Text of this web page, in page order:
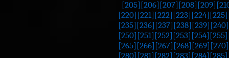
[205] [206] [207] [208] [209]
[220] [221] [222] [223] [224] [225]
[235] [236] [237] [238] [239] [240]
[250] [251] [252] [253] [254] [255]
[265] [266] [267] [268] [269] [270]
[280] [281] [282] [283] [284] [285]